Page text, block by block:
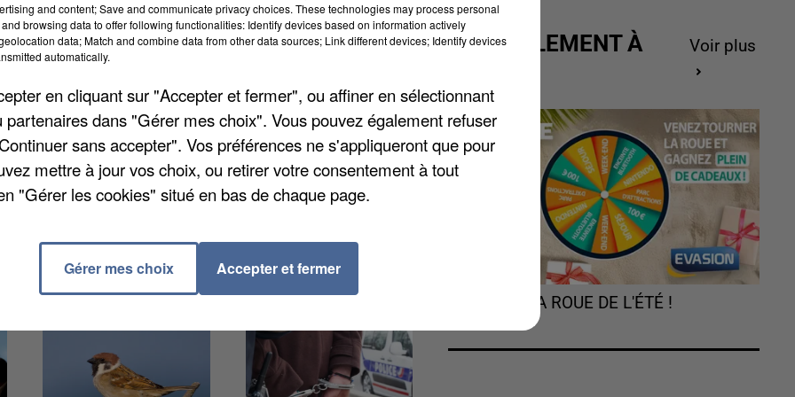
une femme n'a pas eu peur d'affronter l'homme
près d'un centre commercial. Elle venait de
est entré en action, raconteLa République de
en question pour se défendre alors que lui-même
la scène a permis à la femme de prendre le
la police et placé en garde à vue. Il avait d'ailleurs
tire quand même légèrement blessée.
ACTUELLEMENT À
Voir plus
TOURNEZ LA ROUE DE L'ÉTÉ !
and content; Save and communicate privacy choices. These technologies may process personal
browsing data to offer following functionalities: Identify devices based on information actively
data; Match and combine data from other data sources; Link different devices; Identify devices
automatically.
en cliquant sur "Accepter et fermer", ou affiner en sélectionnant
partenaires dans "Gérer mes choix". Vous pouvez également refuser
sans accepter". Vos préférences ne s'appliqueront que pour
mettre à jour vos choix, ou retirer votre consentement à tout
"Gérer les cookies" situé en bas de chaque page.
Gérer mes choix Accepter et fermer